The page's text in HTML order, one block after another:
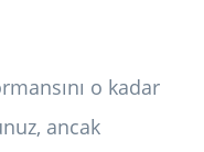
o kadar
ancak